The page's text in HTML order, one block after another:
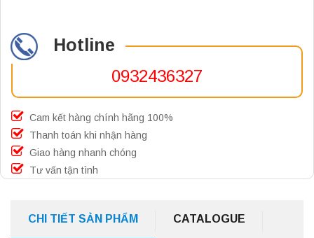
Hotline
0932436327
Cam kết hàng chính hãng 100%
Thanh toán khi nhận hàng
Giao hàng nhanh chóng
Tư vấn tận tình
CHI TIẾT SẢN PHẨM CATALOGUE